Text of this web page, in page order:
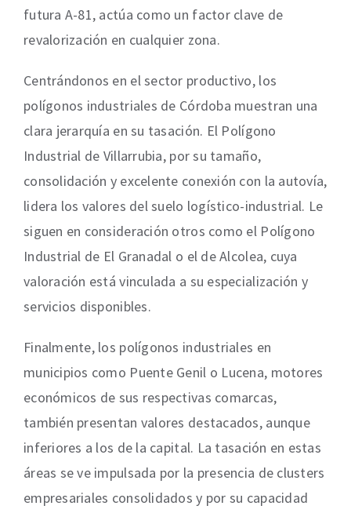
futura A-81, actúa como un factor clave de
revalorización en cualquier zona.
Centrándonos en el sector productivo, los
polígonos industriales de Córdoba muestran una
clara jerarquía en su tasación. El Polígono
Industrial de Villarrubia, por su tamaño,
consolidación y excelente conexión con la autovía,
lidera los valores del suelo logístico-industrial. Le
siguen en consideración otros como el Polígono
Industrial de El Granadal o el de Alcolea, cuya
valoración está vinculada a su especialización y
servicios disponibles.
Finalmente, los polígonos industriales en
municipios como Puente Genil o Lucena, motores
económicos de sus respectivas comarcas,
también presentan valores destacados, aunque
inferiores a los de la capital. La tasación en estas
áreas se ve impulsada por la presencia de clusters
empresariales consolidados y por su capacidad